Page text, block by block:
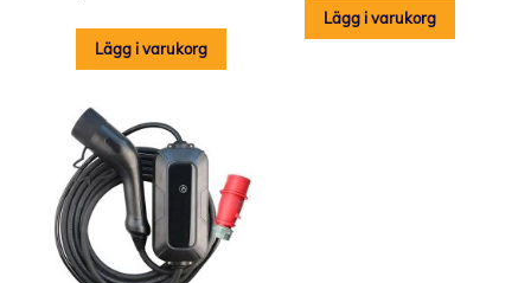
Lägg i varukorg
Lägg i varukorg